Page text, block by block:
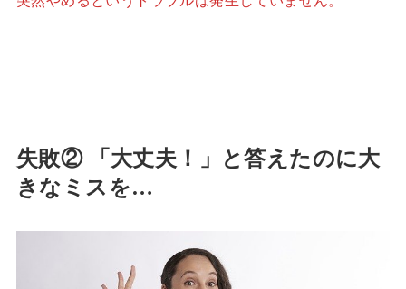
失敗② 「大丈夫！」と答えたのに大
きなミスを…